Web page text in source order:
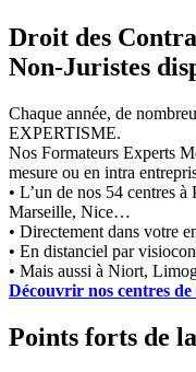
Droit des
Non-Juristes
Chaque année, de
EXPERTISME.
Nos Formateurs Experts
mesure ou en intra
• L’un de nos 54 centres
Marseille, Nice…
• Directement dans votre
• En distanciel par
• Mais aussi à Niort,
Découvrir nos centres
Points forts de